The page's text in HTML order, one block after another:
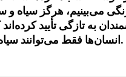
می‌بینیم، هرگز سیاه و
به تازگی تأیید
انسان‌ها فقط می‌توانند سیاه و سفید ببینند.